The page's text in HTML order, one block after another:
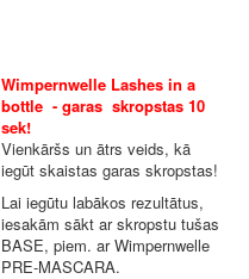
Wimpernwelle Lashes in a
bottle - garas skropstas 10
sek!
Vienkāršs un ātrs veids, kā
iegūt skaistas garas skropstas!
Lai iegūtu labākos rezultātus,
iesakām sākt ar skropstu tušas
BASE, piem. ar Wimpernwelle
PRE-MASCARA.